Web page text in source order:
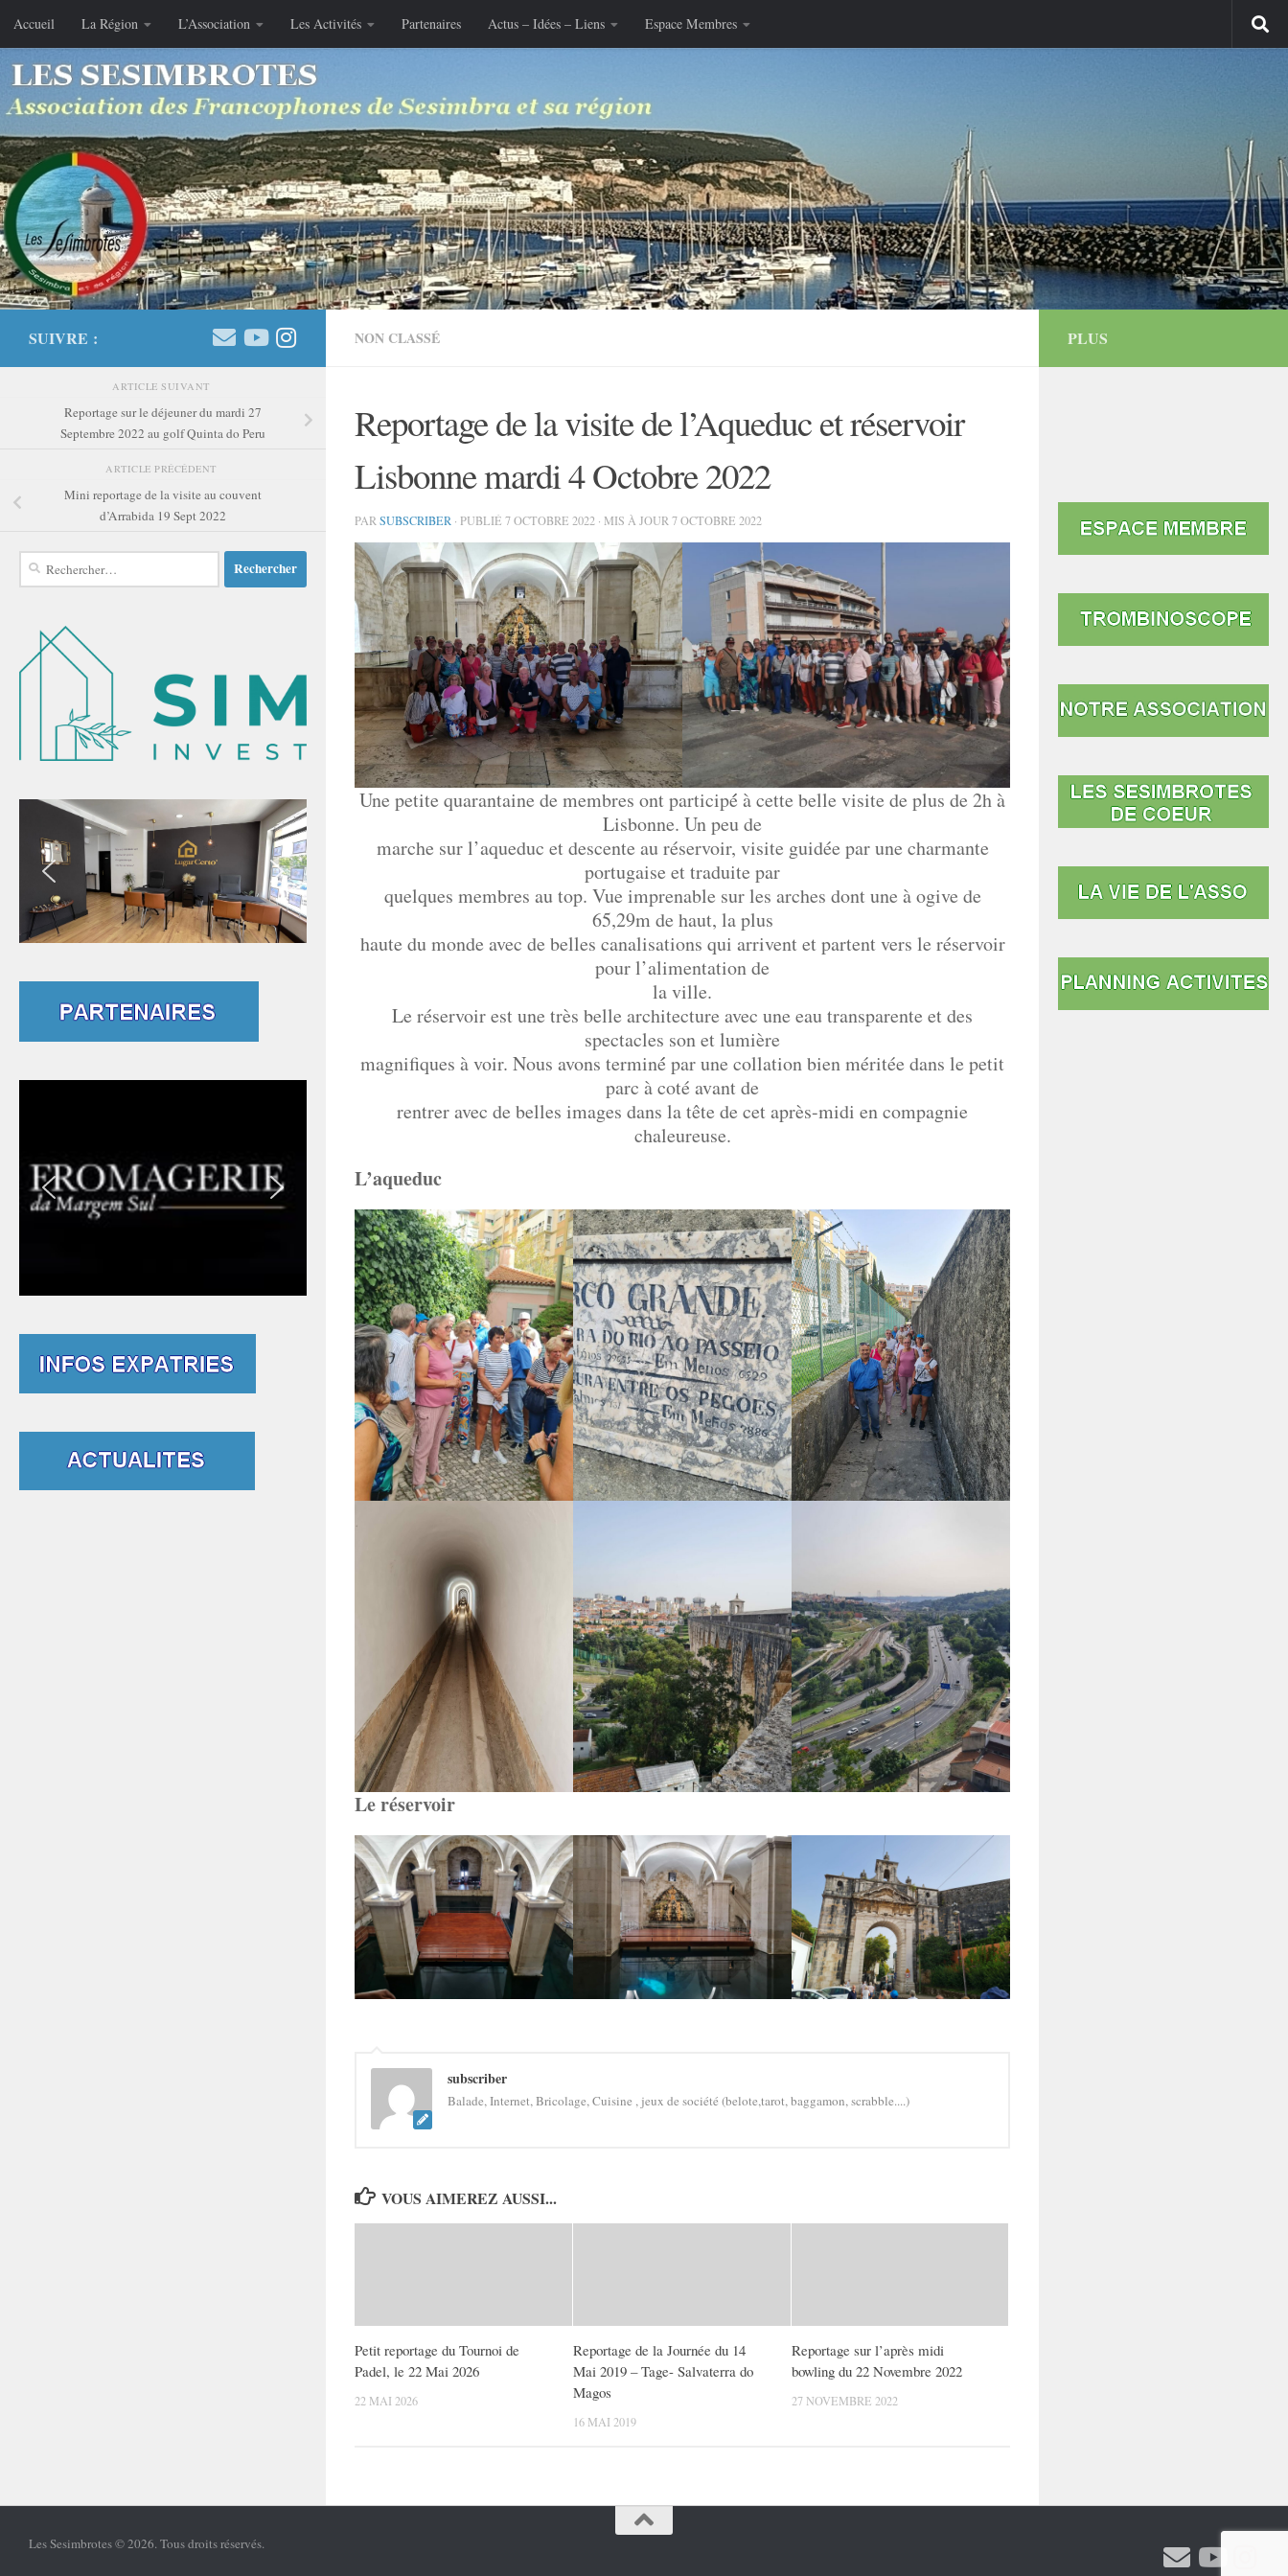
Skip to content
Accueil La Région L’Association Les Activités Partenaires Actus – Idées – Liens Espace Membres
NON CLASSÉ
Reportage de la visite de l’Aqueduc et réservoir
Lisbonne mardi 4 Octobre 2022
PAR SUBSCRIBER · PUBLIÉ 7 OCTOBRE 2022 · MIS À JOUR 7 OCTOBRE 2022
Une petite quarantaine de membres ont participé́ à cette belle visite de plus de 2h à
Lisbonne. Un peu de
marche sur l’aqueduc et descente au réservoir, visite guidée par une charmante
portugaise et traduite par
quelques membres au top. Vue imprenable sur les arches dont une à ogive de
65,29m de haut, la plus
haute du monde avec de belles canalisations qui arrivent et partent vers le réservoir
pour l’alimentation de
la ville.
Le réservoir est une très belle architecture avec une eau transparente et des
spectacles son et lumière
magnifiques à voir. Nous avons terminé́ par une collation bien méritée dans le petit
parc à coté avant de
rentrer avec de belles images dans la tête de cet après-midi en compagnie
chaleureuse.
L’aqueduc
Le réservoir
subscriber
Balade, Internet, Bricolage, Cuisine , jeux de société (belote,tarot, baggamon, scrabble....)
VOUS AIMEREZ AUSSI...
Petit reportage du Tournoi de
Padel, le 22 Mai 2026
22 MAI 2026
Reportage de la Journée du 14
Mai 2019 – Tage- Salvaterra do
Magos
16 MAI 2019
Reportage sur l’après midi
bowling du 22 Novembre 2022
27 NOVEMBRE 2022
SUIVRE :
ARTICLE SUIVANT
Reportage sur le déjeuner du mardi 27
Septembre 2022 au golf Quinta do Peru
ARTICLE PRÉCÉDENT
Mini reportage de la visite au couvent
d’Arrabida 19 Sept 2022
Rechercher :
PLUS
Les Sesimbrotes © 2026. Tous droits réservés.